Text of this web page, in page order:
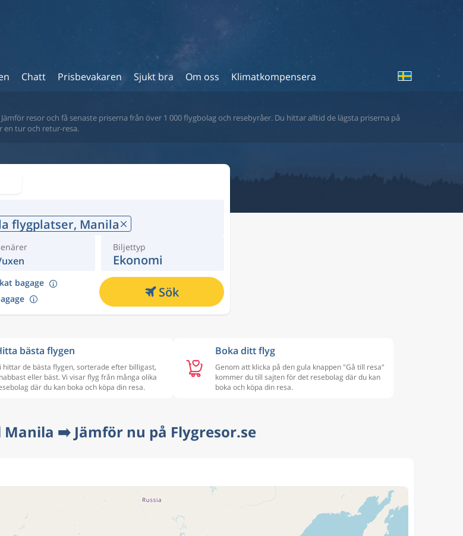
Chatt Prisbevakaren Sjukt bra Om oss Klimatkompensera
resor och få senaste priserna från över 1 000 flygbolag och resebyråer. Du hittar alltid de lägsta priserna på
en tur och retur-resa.
flygplatser, Manila
Biljettyp
Ekonomi
bagage
Sök
bästa flygen
hittar de bästa flygen, sorterade efter billigast,
eller bäst. Vi visar flyg från många olika
där du kan boka och köpa din resa.
Boka ditt flyg
Genom att klicka på den gula knappen "Gå till resa"
kommer du till sajten för det resebolag där du kan
boka och köpa din resa.
➡️ Jämför nu på Flygresor.se